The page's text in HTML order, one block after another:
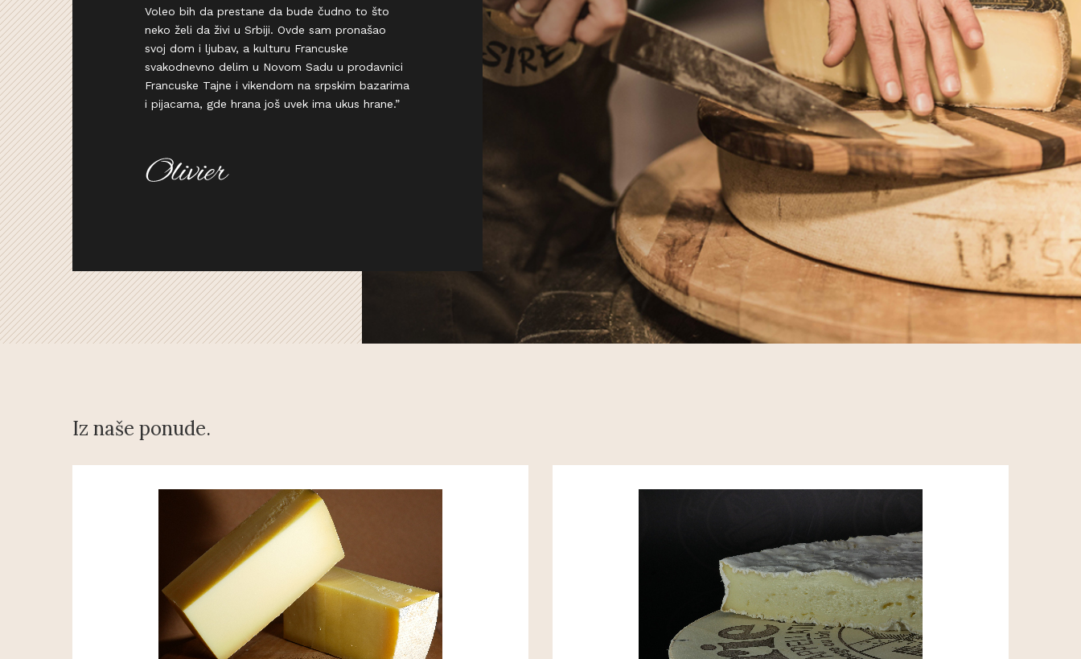
Voleo bih da prestane da bude čudno to što
neko želi da živi u Srbiji. Ovde sam pronašao
svoj dom i ljubav, a kulturu Francuske
svakodnevno delim u Novom Sadu u prodavnici
Francuske Tajne i vikendom na srpskim bazarima
i pijacama, gde hrana još uvek ima ukus hrane.”
Iz naše ponude.